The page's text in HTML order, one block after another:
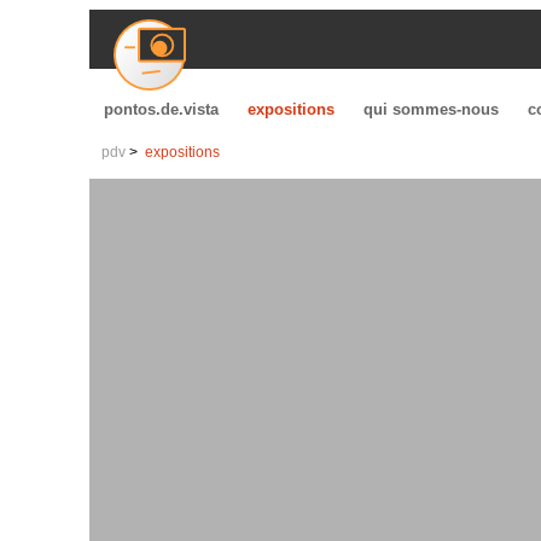
pontos.de.vista expositions qui sommes-nous
pdv expositions